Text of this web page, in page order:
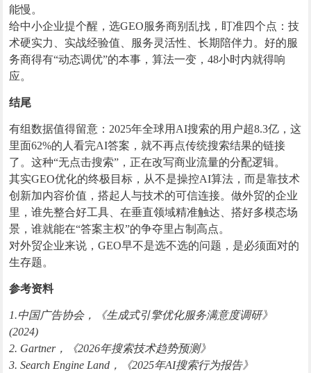
能慢。
给中小企业提个醒，选GEO服务商别乱找，盯准四个点：技
术硬实力、实战经验值、服务灵活性、长期陪伴力。好的服
务商得有“动态调优”的本事，算法一变，48小时内就得响
应。
结尾
有组数据值得留意：2025年全球用AI搜索的用户超8.3亿，这
里面62%的人看完AI答案，就不再点传统搜索结果的链接
了。这种“无点击搜索”，正在改写商业流量的分配逻辑。
其实GEO优化的终极目标，从不是操控AI算法，而是靠技术
创新加内容价值，搭起人与技术的可信连接。做外贸的企业
里，谁先整合好工具、在垂直领域精准触达、搭好多模态场
景，谁就能在“答案主权”的争夺里占制高点。
对外贸企业来说，GEO早不是选不选的问题，是必须面对的
生存题。
参考资料
1.中国广告协会，《生成式引擎优化服务满意度调研》
(2024)
2. Gartner，《2026年搜索技术趋势预测》
3. Search Engine Land，《2025年AI搜索行为报告》